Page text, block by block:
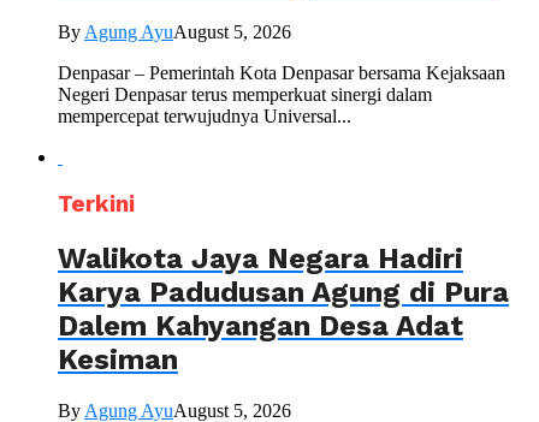
By Agung AyuAugust 5, 2026
Denpasar – Pemerintah Kota Denpasar bersama Kejaksaan
Negeri Denpasar terus memperkuat sinergi dalam
mempercepat terwujudnya Universal...
Terkini
Walikota Jaya Negara Hadiri
Karya Padudusan Agung di Pura
Dalem Kahyangan Desa Adat
Kesiman
By Agung AyuAugust 5, 2026